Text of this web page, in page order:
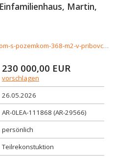
Martin,
http://www.astonreal.sk/predaj-dom-s-pozemkom-368-m2-v-pribovciach-zariadeny-1002211
230 000,00 EUR
vorschlagen
26.05.2026
AR-0LEA-111868 (AR-29566)
persönlich
Teilrekonstuktion